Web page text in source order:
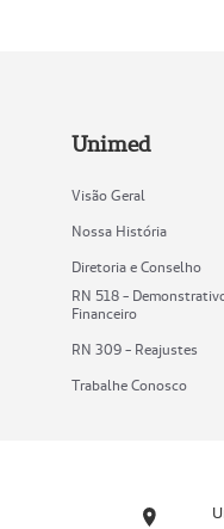
Unimed
Visão Geral
Nossa História
Diretoria e Conselho
RN 518 -
Financeiro
RN 309 - Reajustes
Trabalhe Conosco